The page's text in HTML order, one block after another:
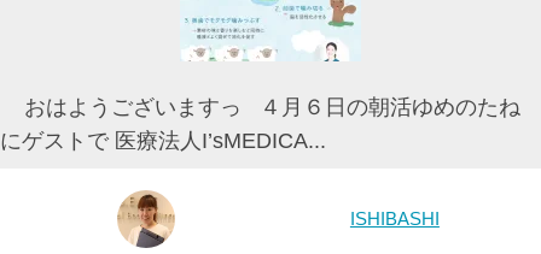
おはようございますっ ４月６日の朝活ゆめのたね
にゲストで 医療法人I’sMEDICA...
ISHIBASHI